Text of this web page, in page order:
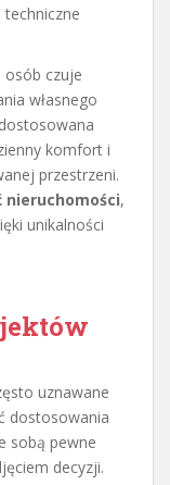
osób czuje
własnego
komfort i
przestrzeni.
nieruchomości,
unikalności
uznawane
dostosowania
sobą pewne
decyzji.